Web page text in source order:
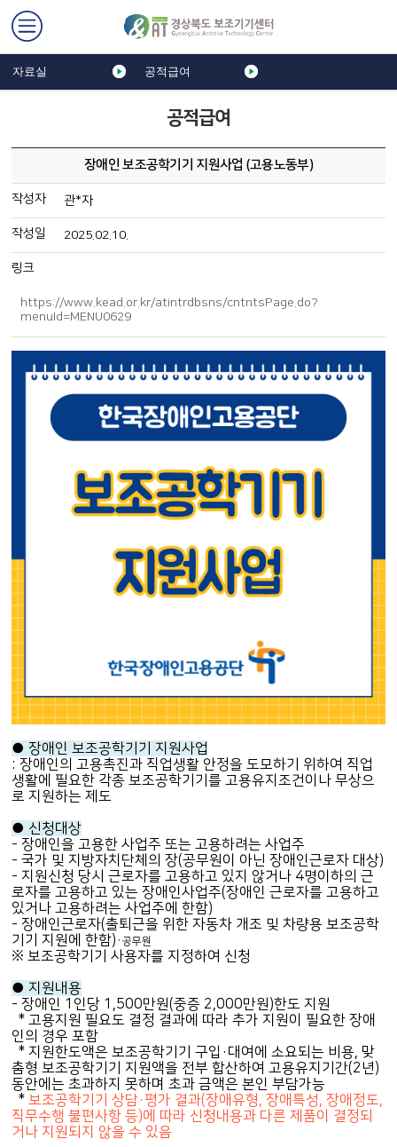
공적급여
자료실 공적급여
장애인 보조공학기기 지원사업 (고용노동부)
작성자 관*자
작성일 2025.02.10.
링크
https://www.kead.or.kr/atintrdbsns/cntntsPage.do?
menuId=MENU0629
● 장애인 보조공학기기 지원사업
: 장애인의 고용촉진과 직업생활 안정을 도모하기 위하여 직업
생활에 필요한 각종 보조공학기기를 고용유지조건이나 무상으
로 지원하는 제도
● 신청대상
- 장애인을 고용한 사업주 또는 고용하려는 사업주
- 국가 및 지방자치단체의 장(공무원이 아닌 장애인근로자 대상)
- 지원신청 당시 근로자를 고용하고 있지 않거나 4명이하의 근
로자를 고용하고 있는 장애인사업주(장애인 근로자를 고용하고
있거나 고용하려는 사업주에 한함)
- 장애인근로자(출퇴근을 위한 자동차 개조 및 차량용 보조공학
기기 지원에 한함)·공무원
※ 보조공학기기 사용자를 지정하여 신청
● 지원내용
- 장애인 1인당 1,500만원(중증 2,000만원)한도 지원
* 고용지원 필요도 결정 결과에 따라 추가 지원이 필요한 장애
인의 경우 포함
* 지원한도액은 보조공학기기 구입·대여에 소요되는 비용, 맞
춤형 보조공학기기 지원액을 전부 합산하여 고용유지기간(2년)
동안에는 초과하지 못하며 초과 금액은 본인 부담가능
*보조공학기기 상담·평가 결과(장애유형, 장애특성, 장애정도,
직무수행 불편사항 등)에 따라 신청내용과 다른 제품이 결정되
거나 지원되지 않을 수 있음